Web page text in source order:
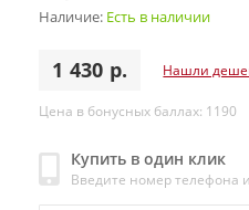
Наличие: Есть в наличии
1 430 р. Нашли
Цена в бонусных баллах: 1190
Купить в один клик
Введите номер телефона